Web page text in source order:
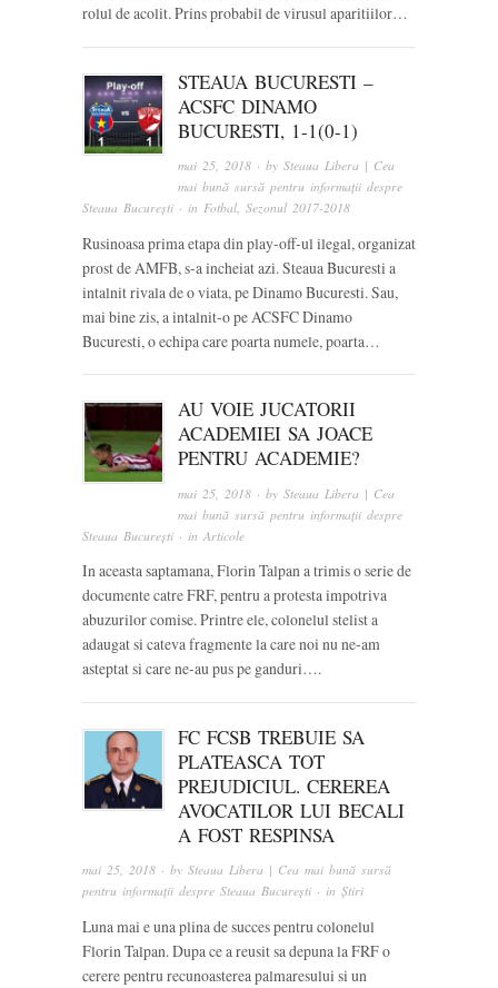
rolul de acolit. Prins probabil de virusul aparitiilor…
STEAUA BUCURESTI –
ACSFC DINAMO
BUCURESTI, 1-1(0-1)
mai 25, 2018 · bySteaua Libera | Cea
mai bună sursă pentru informații despre
Steaua București · in Fotbal Sezonul 2017-2018
Rusinoasa prima etapa din play-off-ul ilegal, organizat
prost de AMFB, s-a incheiat azi. Steaua Bucuresti a
intalnit rivala de o viata, pe Dinamo Bucuresti. Sau,
mai bine zis, a intalnit-o pe ACSFC Dinamo
Bucuresti, o echipa care poarta numele, poarta…
AU VOIE JUCATORII
ACADEMIEI SA JOACE
PENTRU ACADEMIE?
mai 25, 2018 · bySteaua Libera | Cea
mai bună sursă pentru informații despre
Steaua București · in Articole
In aceasta saptamana, Florin Talpan a trimis o serie de
documente catre FRF, pentru a protesta impotriva
abuzurilor comise. Printre ele, colonelul stelist a
adaugat si cateva fragmente la care noi nu ne-am
asteptat si care ne-au pus pe ganduri….
FC FCSB TREBUIE SA
PLATEASCA TOT
PREJUDICIUL. CEREREA
AVOCATILOR LUI BECALI
A FOST RESPINSA
mai 25, 2018 · by Steaua Libera | Cea mai bună sursă
pentru informații despre Steaua București · in Știri
Luna mai e una plina de succes pentru colonelul
Florin Talpan. Dupa ce a reusit sa depuna la FRF o
cerere pentru recunoasterea palmaresului si un